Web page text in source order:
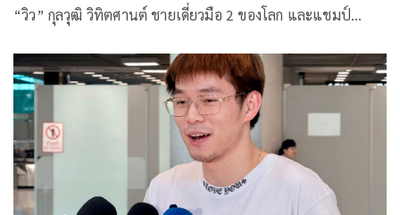
“วิว” กุลวุฒิ วิทิตศานต์ ชายเดี่ยวมือ 2 ของโลก และแชมป์…